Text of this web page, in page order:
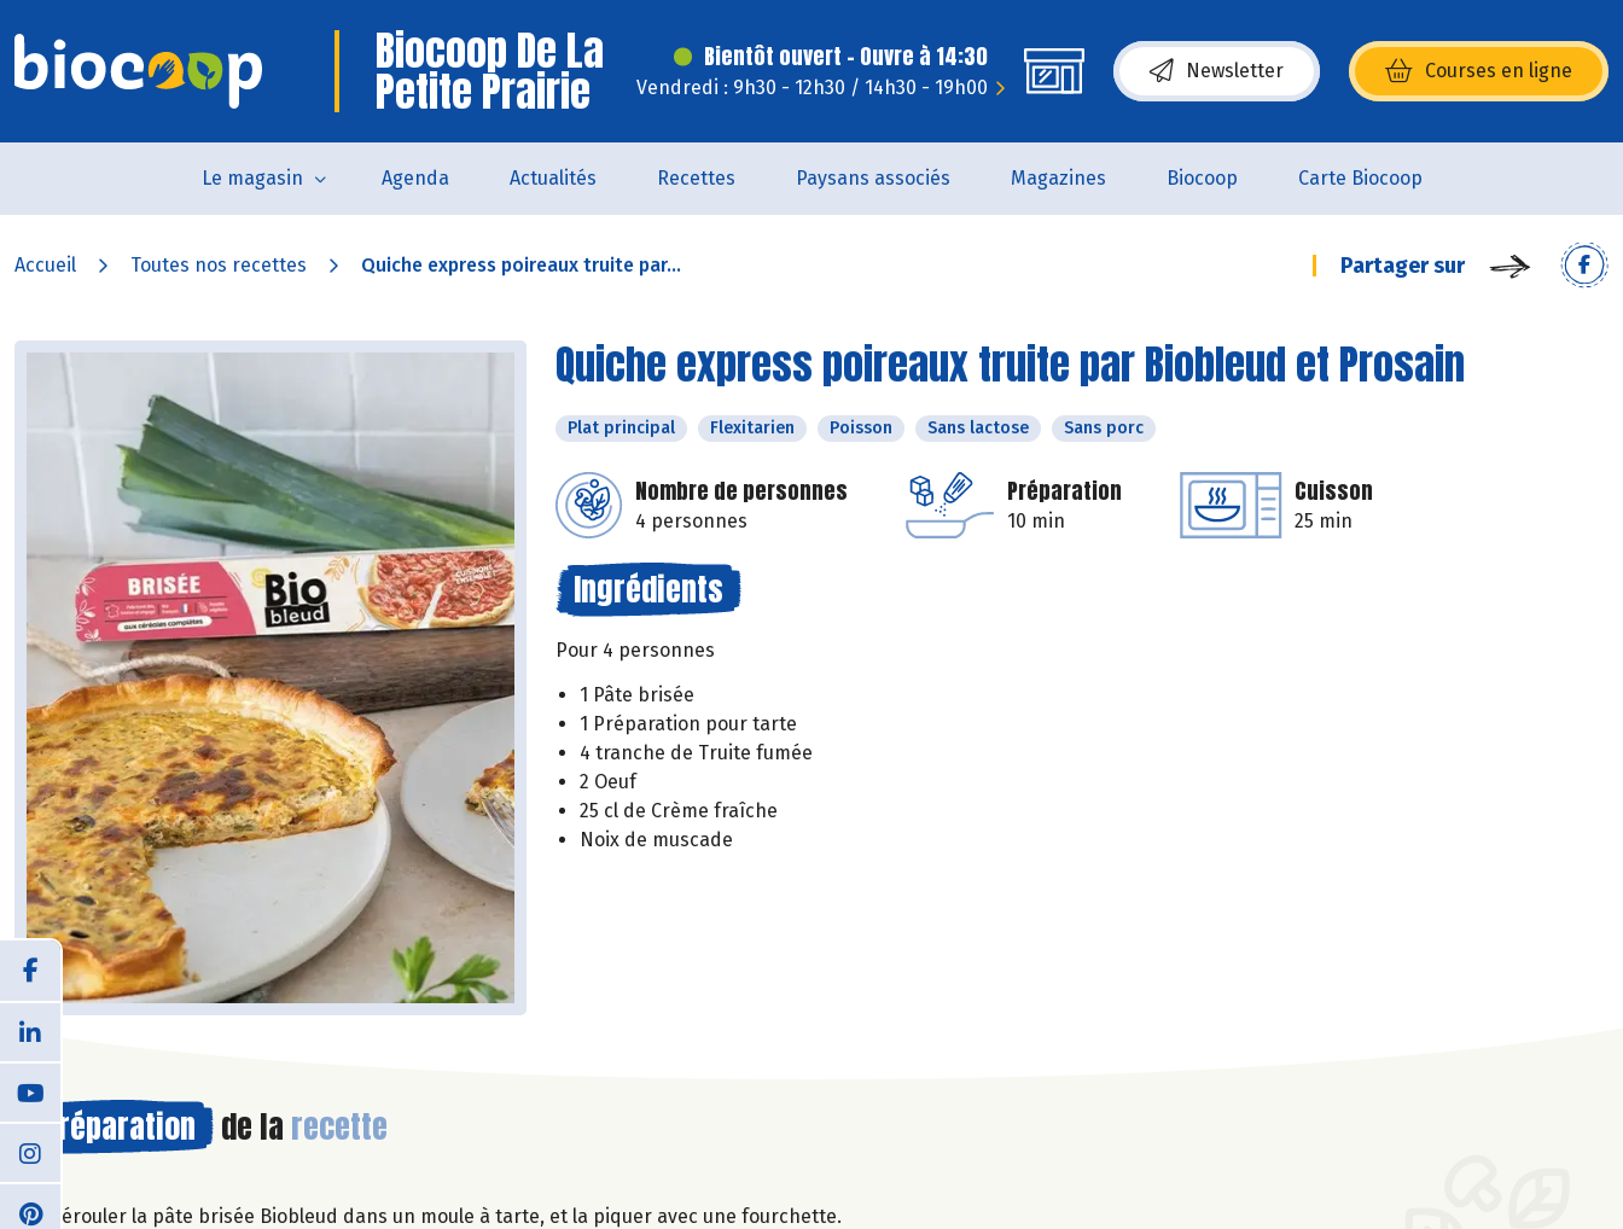
Biocoop De La
Petite Prairie
Bientôt ouvert - Ouvre à 14:30
Vendredi : 9h30 - 12h30 / 14h30 - 19h00
Newsletter Courses en ligne
(s’ouvre dans une nouvelle fenêtre)
Le magasin Agenda Actualités Recettes Paysans associés Magazines Biocoop Carte Biocoop
Accueil Toutes nos recettes Quiche express poireaux truite par... Partager sur
Quiche express poireaux truite par Biobleud et Prosain
Plat principal Flexitarien Poisson Sans lactose Sans porc
Nombre de personnes
4 personnes
Préparation
10 min
Cuisson
25 min
Ingrédients
Pour 4 personnes
1 Pâte brisée
1 Préparation pour tarte
4 tranche de Truite fumée
2 Oeuf
25 cl de Crème fraîche
Noix de muscade
Préparation de la recette
Dérouler la pâte brisée Biobleud dans un moule à tarte, et la piquer avec une fourchette.